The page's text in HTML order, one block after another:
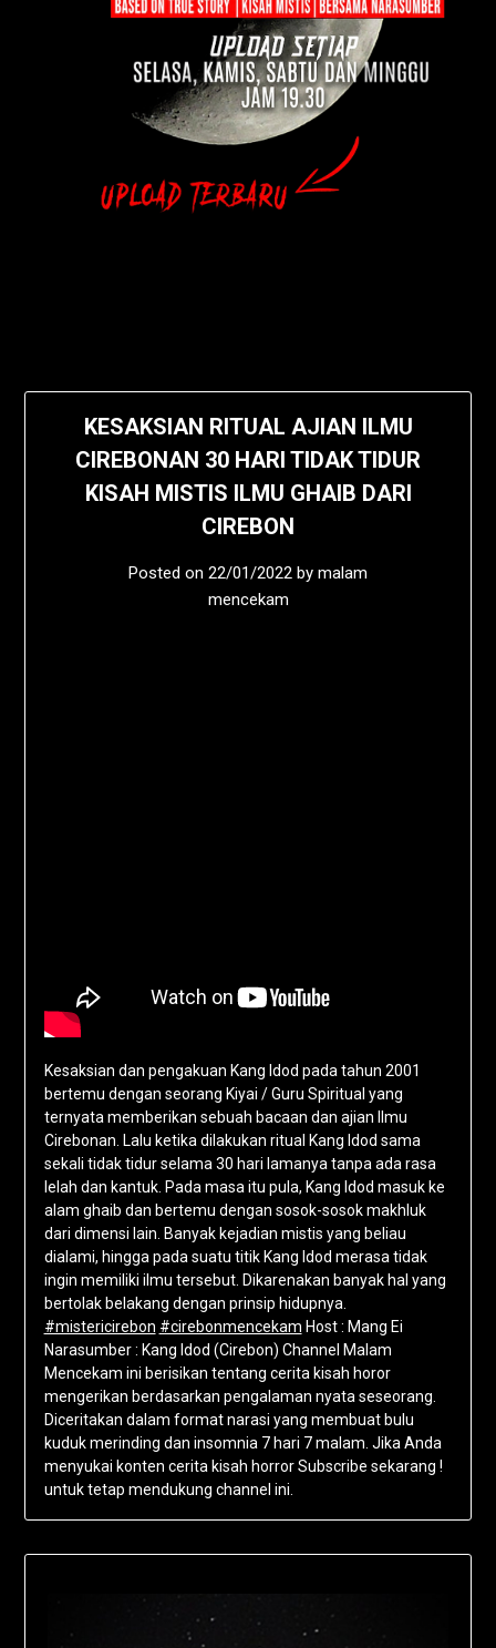
KESAKSIAN RITUAL AJIAN ILMU
CIREBONAN 30 HARI TIDAK TIDUR
KISAH MISTIS ILMU GHAIB DARI
CIREBON
Posted on 22/01/2022 by malam
mencekam
Kesaksian dan pengakuan Kang Idod pada tahun 2001
bertemu dengan seorang Kiyai / Guru Spiritual yang
ternyata memberikan sebuah bacaan dan ajian Ilmu
Cirebonan. Lalu ketika dilakukan ritual Kang Idod sama
sekali tidak tidur selama 30 hari lamanya tanpa ada rasa
lelah dan kantuk. Pada masa itu pula, Kang Idod masuk ke
alam ghaib dan bertemu dengan sosok-sosok makhluk
dari dimensi lain. Banyak kejadian mistis yang beliau
dialami, hingga pada suatu titik Kang Idod merasa tidak
ingin memiliki ilmu tersebut. Dikarenakan banyak hal yang
bertolak belakang dengan prinsip hidupnya.
#mistericirebon #cirebonmencekam Host : Mang Ei
Narasumber : Kang Idod (Cirebon) Channel Malam
Mencekam ini berisikan tentang cerita kisah horor
mengerikan berdasarkan pengalaman nyata seseorang.
Diceritakan dalam format narasi yang membuat bulu
kuduk merinding dan insomnia 7 hari 7 malam. Jika Anda
menyukai konten cerita kisah horror Subscribe sekarang !
untuk tetap mendukung channel ini.